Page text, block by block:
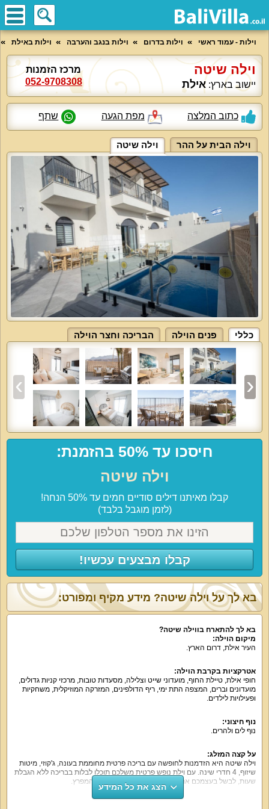
וילות - עמוד ראשי וילות בדרום וילות בנגב והערבה וילות באילת
וילה שיטה
יישוב בארץ: אילת
מרכז הזמנות
052-9708308
כתוב המלצה מפת הגעה שתף
וילה הבית על ההר וילה שיטה
כללי פנים הוילה הבריכה וחצר הוילה
חיסכו עד 50% בהזמנת:
וילה שיטה
קבלו מאיתנו דילים סודיים חמים עד 50% הנחה!
(לזמן מוגבל בלבד)
קבלו מבצעים עכשיו!
בא לך על וילה שיטה? מידע מקיף ומפורט:
בא לך להתארח בווילה שיטה?
מיקום הוילה:
העיר אילת, דרום הארץ.
אטרקציות בקרבת הוילה:
חופי אילת, טיילת החוף, מועדוני שייט וצלילה, מסעדות טובות, מרכזי קניות גדולים,
מועדונים וברים, המצפה התת ימי, ריף הדולפינים, המזרקה המוזיקלית, משחקיות
ופעילויות לילדים.
נוף חיצוני:
נוף לים ולהרים.
על קצה המזלג:
וילה שיטה היא הזדמנות לחופשה עם בריכה פרטית מחוממת בעונה, ג'קוזי, מיטות
שיזוף, 4 חדרי שינה. עם וילת נופש פרטית משלכם תוכלו לבלות בבריכה ללא הגבלת
שעות, לבשל בעצמכם את הארוחות ולבלות אל מול נופי המפרץ.
הצג את כל המידע